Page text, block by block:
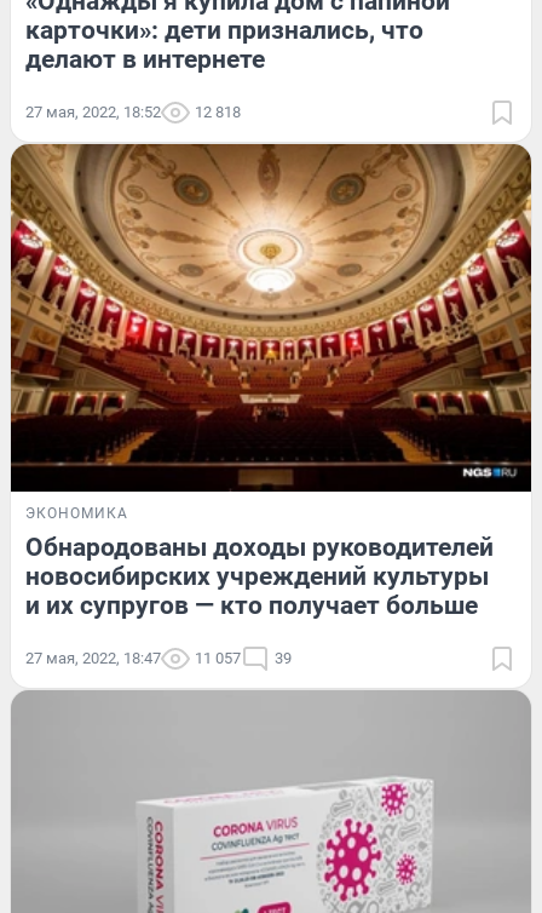
карточки»: дети признались, что
делают в интернете
27 мая, 2022, 18:52 12 818
ЭКОНОМИКА
Обнародованы доходы руководителей
новосибирских учреждений культуры
и их супругов — кто получает больше
27 мая, 2022, 18:47 11 057 39